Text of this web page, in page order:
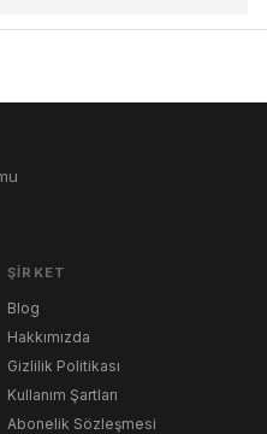
ŞIRKET
Blog
Hakkımızda
Gizlilik Politikası
Kullanım Şartları
Abonelik Sözleşmesi